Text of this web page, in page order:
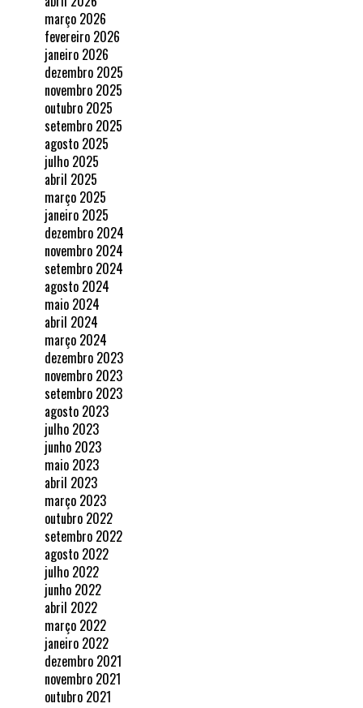
março 2026
fevereiro 2026
janeiro 2026
dezembro 2025
novembro 2025
outubro 2025
setembro 2025
agosto 2025
julho 2025
abril 2025
março 2025
janeiro 2025
dezembro 2024
novembro 2024
setembro 2024
agosto 2024
maio 2024
abril 2024
março 2024
dezembro 2023
novembro 2023
setembro 2023
agosto 2023
julho 2023
junho 2023
maio 2023
abril 2023
março 2023
outubro 2022
setembro 2022
agosto 2022
julho 2022
junho 2022
abril 2022
março 2022
janeiro 2022
dezembro 2021
novembro 2021
outubro 2021